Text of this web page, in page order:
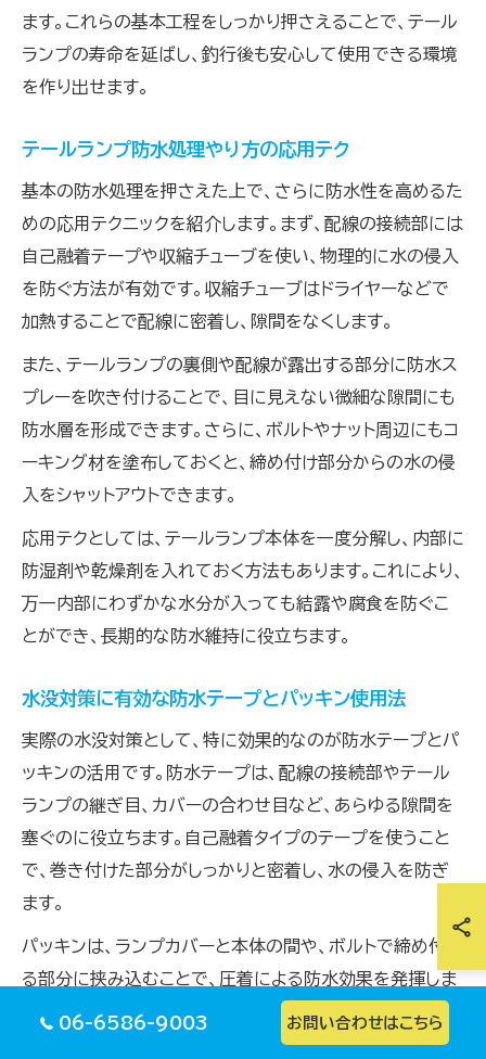
ます。これらの基本工程をしっかり押さえることで、テール
ランプの寿命を延ばし、釣行後も安心して使用できる環境
を作り出せます。
テールランプ防水処理やり方の応用テク
基本の防水処理を押さえた上で、さらに防水性を高めるた
めの応用テクニックを紹介します。まず、配線の接続部には
自己融着テープや収縮チューブを使い、物理的に水の侵入
を防ぐ方法が有効です。収縮チューブはドライヤーなどで
加熱することで配線に密着し、隙間をなくします。
また、テールランプの裏側や配線が露出する部分に防水ス
プレーを吹き付けることで、目に見えない微細な隙間にも
防水層を形成できます。さらに、ボルトやナット周辺にもコ
ーキング材を塗布しておくと、締め付け部分からの水の侵
入をシャットアウトできます。
応用テクとしては、テールランプ本体を一度分解し、内部に
防湿剤や乾燥剤を入れておく方法もあります。これにより、
万一内部にわずかな水分が入っても結露や腐食を防ぐこ
とができ、長期的な防水維持に役立ちます。
水没対策に有効な防水テープとパッキン使用法
実際の水没対策として、特に効果的なのが防水テープとパ
ッキンの活用です。防水テープは、配線の接続部やテール
ランプの継ぎ目、カバーの合わせ目など、あらゆる隙間を
塞ぐのに役立ちます。自己融着タイプのテープを使うこと
で、巻き付けた部分がしっかりと密着し、水の侵入を防ぎ
ます。
パッキンは、ランプカバーと本体の間や、ボルトで締め付け
る部分に挟み込むことで、圧着による防水効果を発揮しま
す。ゴム製やスポンジタイプなど素材を選ぶ際は、耐久性と
耐水性を重視しましょう。パッキンが劣化した場合は早め
06-6586-9003 お問い合わせはこちら